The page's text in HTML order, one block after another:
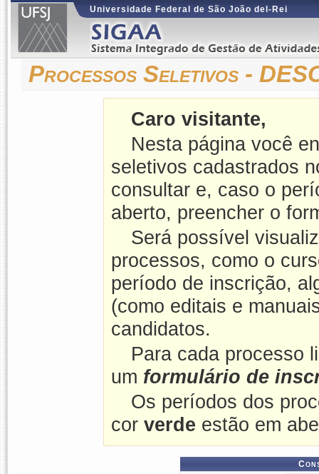
Universidade Federal de São João del-Rei
Processos Seletivos -
Caro visitante,
Nesta página você
seletivos cadastrados
consultar e, caso o
aberto, preencher o
Será possível
processos, como o
período de inscrição,
(como editais e
candidatos.
Para cada processo
um formulário de
Os períodos dos
cor verde estão em